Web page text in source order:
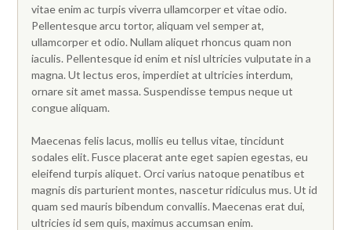
vitae enim ac turpis viverra ullamcorper et vitae odio.
Pellentesque arcu tortor, aliquam vel semper at,
ullamcorper et odio. Nullam aliquet rhoncus quam non
iaculis. Pellentesque id enim et nisl ultricies vulputate in a
magna. Ut lectus eros, imperdiet at ultricies interdum,
ornare sit amet massa. Suspendisse tempus neque ut
congue aliquam.
Maecenas felis lacus, mollis eu tellus vitae, tincidunt
sodales elit. Fusce placerat ante eget sapien egestas, eu
eleifend turpis aliquet. Orci varius natoque penatibus et
magnis dis parturient montes, nascetur ridiculus mus. Ut id
quam sed mauris bibendum convallis. Maecenas erat dui,
ultricies id sem quis, maximus accumsan enim.